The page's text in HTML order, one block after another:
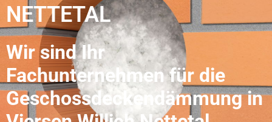
NETTETAL
Wir sind Ihr
Fachunternehmen für die
Geschossdeckendämmung in